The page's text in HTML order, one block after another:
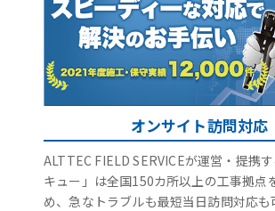
オンサイト訪問対応
ALTTEC FIELD SERVICEが運営・提携
キュー」は全国150カ所以上の工事拠点
め、急なトラブルも最短当日訪問対応も